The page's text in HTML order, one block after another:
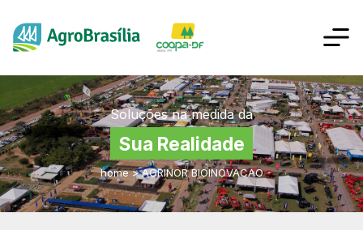
Soluções na medida da
Sua Realidade
home > AGRINOR BIOINOVACAO